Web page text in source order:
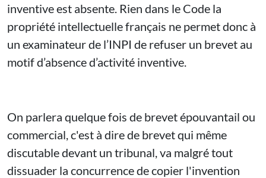
inventive est absente. Rien dans le Code la
propriété intellectuelle français ne permet donc à
un examinateur de l’INPI de refuser un brevet au
motif d’absence d’activité inventive.
On parlera quelque fois de brevet épouvantail ou
commercial, c'est à dire de brevet qui même
discutable devant un tribunal, va malgré tout
dissuader la concurrence de copier l'invention